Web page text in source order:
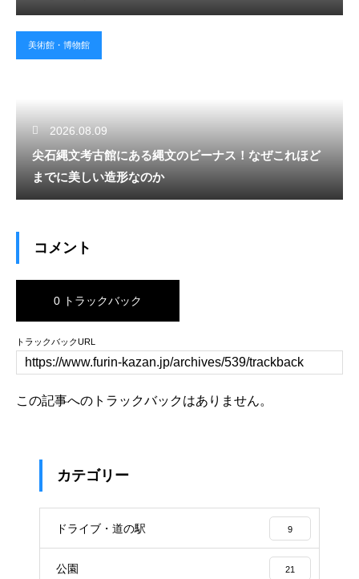
美術館・博物館
2026.08.09
尖石縄文考古館にある縄文のビーナス！なぜこれほど
までに美しい造形なのか
コメント
0 トラックバック
トラックバックURL
この記事へのトラックバックはありません。
カテゴリー
ドライブ・道の駅 9
公園 21